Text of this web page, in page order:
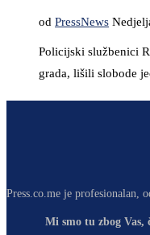
od PressNews
Policijski službenici
grada, lišili slobode
Press.co.me je profesionalan,
Mi smo tu zbog Vas,